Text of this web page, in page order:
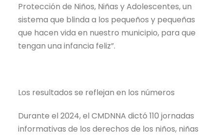
Protección de Niños, Niñas y Adolescentes, un
sistema que blinda a los pequeños y pequeñas
que hacen vida en nuestro municipio, para que
tengan una infancia feliz”.
Los resultados se reflejan en los números
Durante el 2024, el CMDNNA dictó 110 jornadas
informativas de los derechos de los niños, niñas